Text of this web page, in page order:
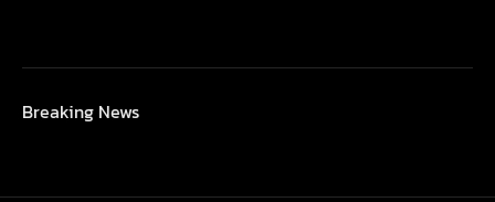
Breaking News